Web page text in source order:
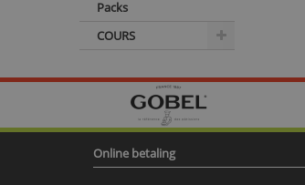
Packs
COURS
Online betaling